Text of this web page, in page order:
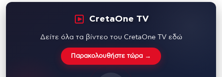
CretaOne TV
Δείτε όλα τα βίντεο του CretaOne TV εδώ
Παρακολουθήστε τώρα →